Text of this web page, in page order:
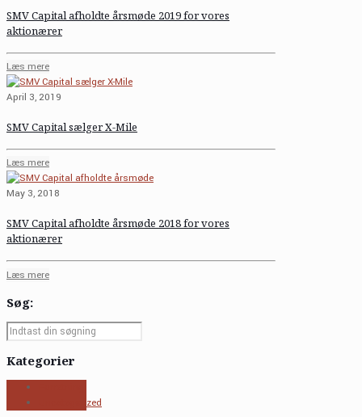
SMV Capital afholdte årsmøde 2019 for vores
aktionærer
Læs mere
April 3, 2019
SMV Capital sælger X-Mile
Læs mere
May 3, 2018
SMV Capital afholdte årsmøde 2018 for vores
aktionærer
Læs mere
Søg:
Kategorier
Uncategorized